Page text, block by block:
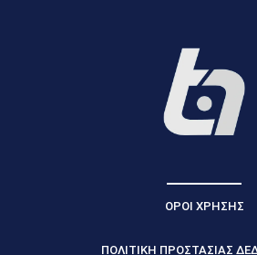
ΟΡΟΙ ΧΡΗΣΗΣ
ΠΟΛΙΤΙΚΗ ΠΡΟΣΤΑΣΙΑΣ